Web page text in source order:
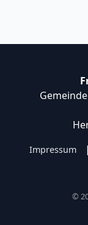
Impressum |
©